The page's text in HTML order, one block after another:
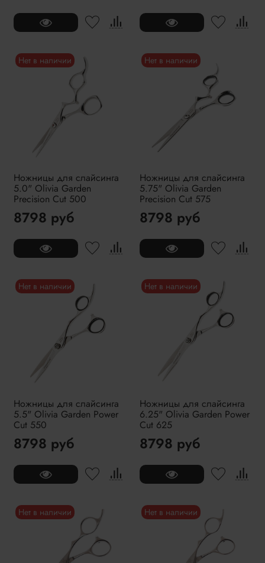
Нет в наличии
Ножницы для слайсинга
5.0" Olivia Garden
Precision Cut 500
8798 руб
Нет в наличии
Ножницы для слайсинга
5.75" Olivia Garden
Precision Cut 575
8798 руб
Нет в наличии
Ножницы для слайсинга
5.5" Olivia Garden Power
Cut 550
8798 руб
Нет в наличии
Ножницы для слайсинга
6.25" Olivia Garden Power
Cut 625
8798 руб
Нет в наличии Нет в наличии